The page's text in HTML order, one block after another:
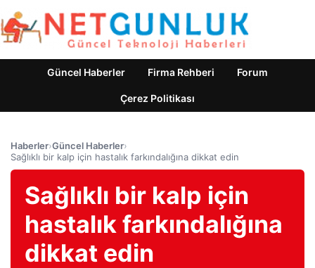
Güncel Haberler Firma Rehberi Forum
Çerez Politikası
Haberler›Güncel Haberler›
Sağlıklı bir kalp için hastalık farkındalığına dikkat edin
Sağlıklı bir kalp için
hastalık farkındalığına
dikkat edin